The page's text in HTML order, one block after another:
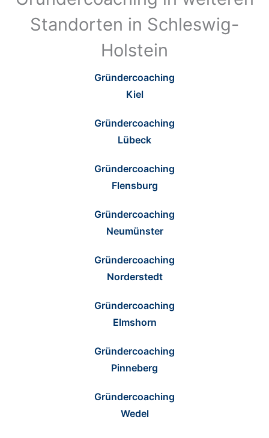
Standorten in Schleswig-
Holstein
Gründercoaching
Kiel
Gründercoaching
Lübeck
Gründercoaching
Flensburg
Gründercoaching
Neumünster
Gründercoaching
Norderstedt
Gründercoaching
Elmshorn
Gründercoaching
Pinneberg
Gründercoaching
Wedel